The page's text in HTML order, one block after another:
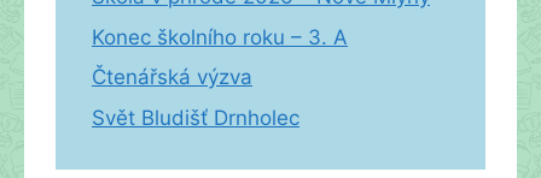
Konec školního roku – 3. A
Čtenářská výzva
Svět Bludišť Drnholec